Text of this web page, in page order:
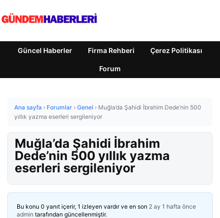
Güncel Haberler Firma Rehberi Çerez Politikası
Forum
Ana sayfa › Forumlar › Genel › Muğla’da Şahidi İbrahim Dede’nin 500
yıllık yazma eserleri sergileniyor
Muğla’da Şahidi İbrahim
Dede’nin 500 yıllık yazma
eserleri sergileniyor
Bu konu 0 yanıt içerir, 1 izleyen vardır ve en son 2 ay 1 hafta önce
admin tarafından güncellenmiştir.